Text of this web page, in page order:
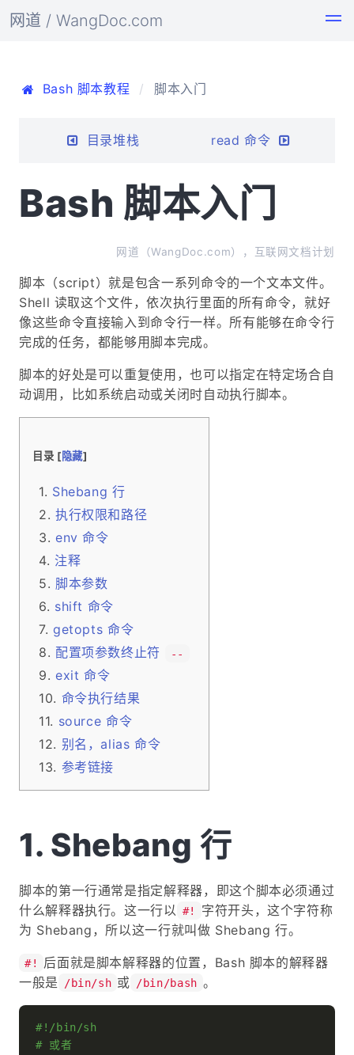
网道 / WangDoc.com
Bash 脚本教程 脚本入门
目录堆栈 read 命令
Bash 脚本入门
网道（WangDoc.com），互联网文档计划
脚本（script）就是包含一系列命令的一个文本文件。
Shell 读取这个文件，依次执行里面的所有命令，就好
像这些命令直接输入到命令行一样。所有能够在命令行
完成的任务，都能够用脚本完成。
脚本的好处是可以重复使用，也可以指定在特定场合自
动调用，比如系统启动或关闭时自动执行脚本。
目录 [隐藏]
Shebang 行
执行权限和路径
env 命令
注释
脚本参数
shift 命令
getopts 命令
配置项参数终止符
--
exit 命令
命令执行结果
source 命令
别名，alias 命令
参考链接
Shebang 行
脚本的第一行通常是指定解释器，即这个脚本必须通过
什么解释器执行。这一行以
#!
字符开头，这个字符称
为 Shebang，所以这一行就叫做 Shebang 行。
#!
后面就是脚本解释器的位置，Bash 脚本的解释器
一般是
/bin/sh 或 /bin/bash 。
#!/bin/sh
# 或者